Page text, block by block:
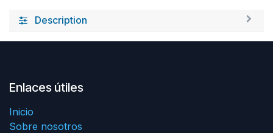
Description
Enlaces útiles
Inicio
Sobre nosotros